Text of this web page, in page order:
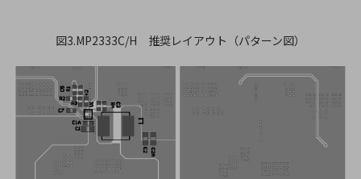
図3.MP2333C/H 推奨レイアウト（パターン図）